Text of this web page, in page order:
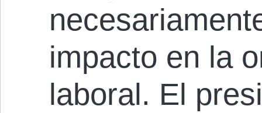
impacto en la
laboral. El